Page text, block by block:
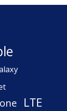
LTE